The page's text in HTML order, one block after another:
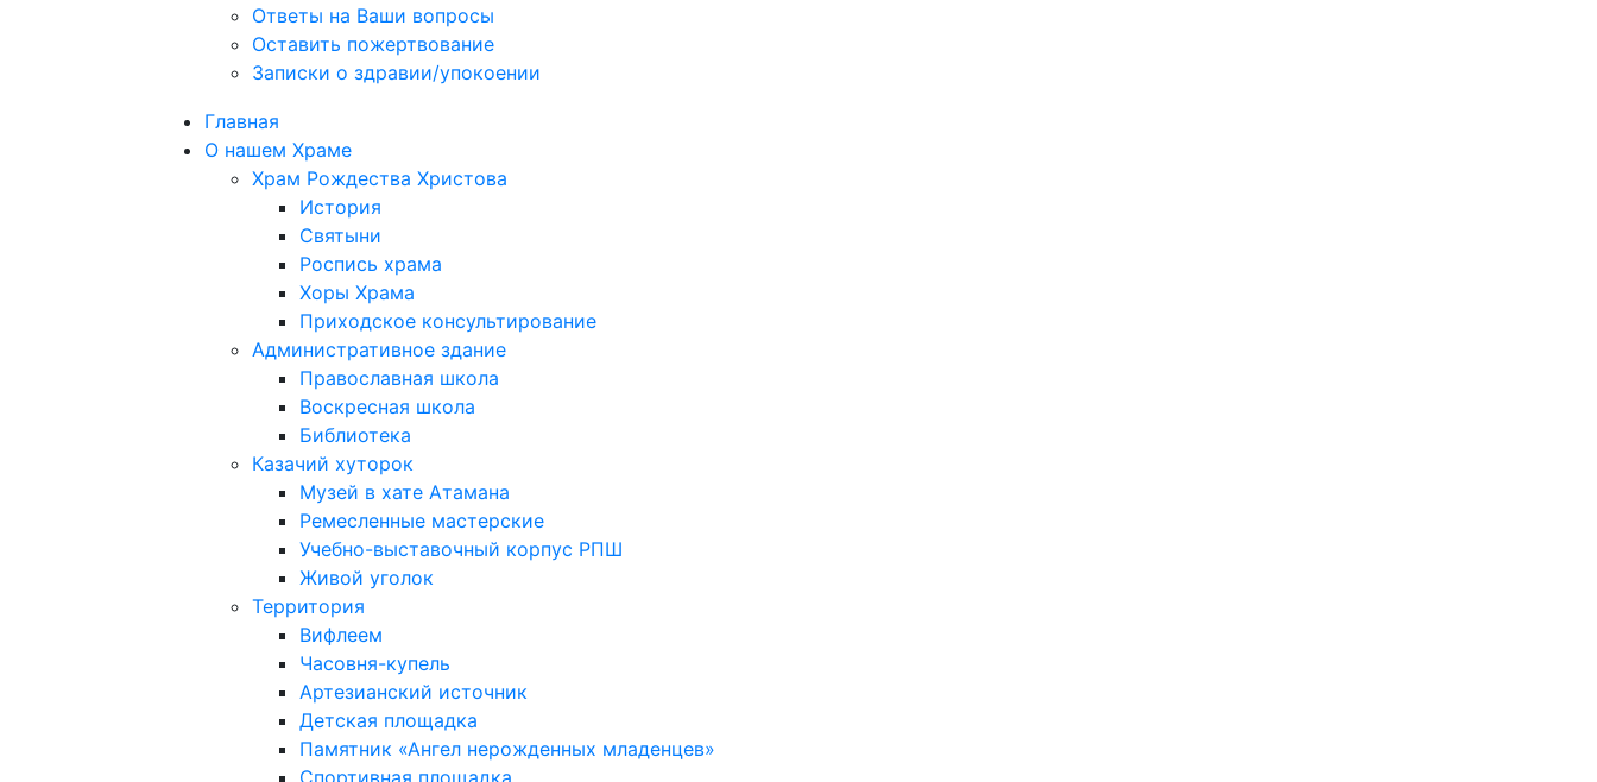
Ответы на Ваши вопросы
Оставить пожертвование
Записки о здравии/упокоении
Главная
О нашем Храме
Храм Рождества Христова
История
Святыни
Роспись храма
Хоры Храма
Приходское консультирование
Административное здание
Православная школа
Воскресная школа
Библиотека
Казачий хуторок
Музей в хате Атамана
Ремесленные мастерские
Учебно-выставочный корпус РПШ
Живой уголок
Территория
Вифлеем
Часовня-купель
Артезианский источник
Детская площадка
Памятник «Ангел нерожденных младенцев»
Спортивная площадка